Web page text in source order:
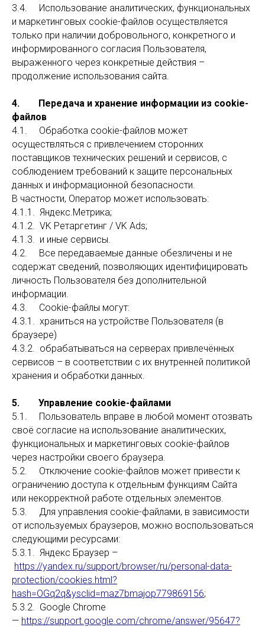
3.4. Использование аналитических, функциональных
и маркетинговых cookie-файлов осуществляется
только при наличии добровольного, конкретного и
информированного согласия Пользователя,
выраженного через конкретные действия –
продолжение использования сайта.
4. Передача и хранение информации из cookie-
файлов
4.1. Обработка cookie-файлов может
осуществляться с привлечением сторонних
поставщиков технических решений и сервисов, с
соблюдением требований к защите персональных
данных и информационной безопасности.
В частности, Оператор может использовать:
4.1.1. Яндекс.Метрика;
4.1.2. VK Ретаргетинг / VK Ads;
4.1.3. и иные сервисы.
4.2. Все передаваемые данные обезличены и не
содержат сведений, позволяющих идентифицировать
личность Пользователя без дополнительной
информации.
4.3. Cookie-файлы могут:
4.3.1. храниться на устройстве Пользователя (в
браузере)
4.3.2. обрабатываться на серверах привлечённых
сервисов – в соответствии с их внутренней политикой
хранения и обработки данных.
5. Управление cookie-файлами
5.1. Пользователь вправе в любой момент отозвать
своё согласие на использование аналитических,
функциональных и маркетинговых cookie-файлов
через настройки своего браузера.
5.2. Отключение cookie-файлов может привести к
ограничению доступа к отдельным функциям Сайта
или некорректной работе отдельных элементов.
5.3. Для управления cookie-файлами, в зависимости
от используемых браузеров, можно воспользоваться
следующими ресурсами:
5.3.1. Яндекс Браузер –
https://yandex.ru/support/browser/ru/personal-data-
protection/cookies.html?
hash=OGq2q&ysclid=maz7bmajop779869156;
5.3.2. Google Chrome
— https://support.google.com/chrome/answer/95647?